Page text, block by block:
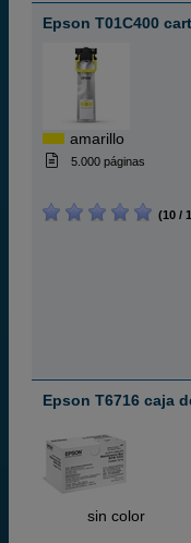
Epson T01C400
amarillo
5.000 páginas
(10 /
Epson T6716 caja
sin color